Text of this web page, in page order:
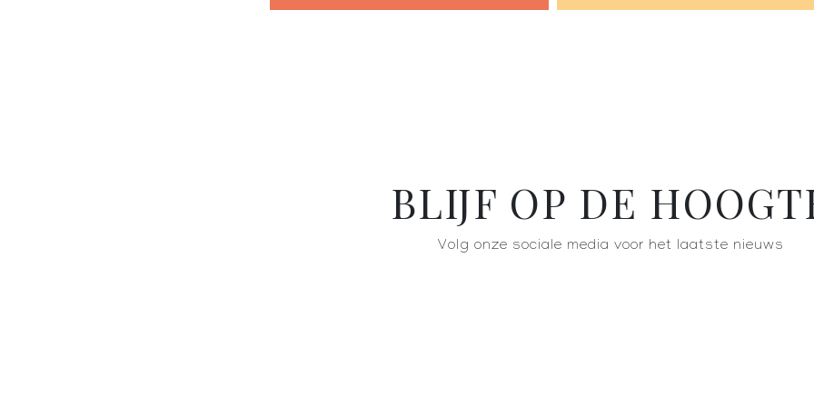
BLIJF OP DE
Volg onze sociale media voor het laatste nieuws